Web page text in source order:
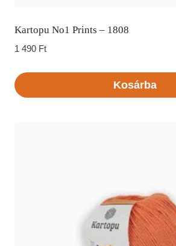
Kartopu No1 Prints – 1808
1 490 Ft
Kosárba